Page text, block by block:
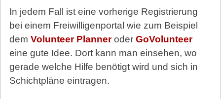
In jedem Fall ist eine vorherige Registrierung
bei einem Freiwilligenportal wie zum Beispiel
dem Volunteer Planneroder GoVolunteer
eine gute Idee. Dort kann man einsehen, wo
gerade welche Hilfe benötigt wird und sich in
Schichtpläne eintragen.